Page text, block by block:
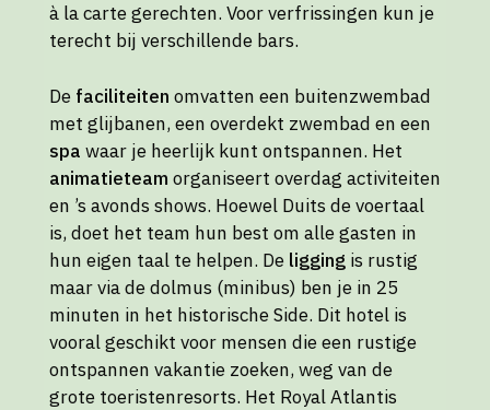
à la carte gerechten. Voor verfrissingen kun je
terecht bij verschillende bars.
De faciliteiten omvatten een buitenzwembad
met glijbanen, een overdekt zwembad en een
spa waar je heerlijk kunt ontspannen. Het
animatieteam organiseert overdag activiteiten
en ’s avonds shows. Hoewel Duits de voertaal
is, doet het team hun best om alle gasten in
hun eigen taal te helpen. De ligging is rustig
maar via de dolmus (minibus) ben je in 25
minuten in het historische Side. Dit hotel is
vooral geschikt voor mensen die een rustige
ontspannen vakantie zoeken, weg van de
grote toeristenresorts. Het Royal Atlantis